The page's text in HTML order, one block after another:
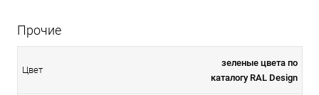
Прочие
Цвет
зеленые цвета по
каталогу RAL Design